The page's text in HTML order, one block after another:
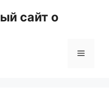
сайт о
Меню